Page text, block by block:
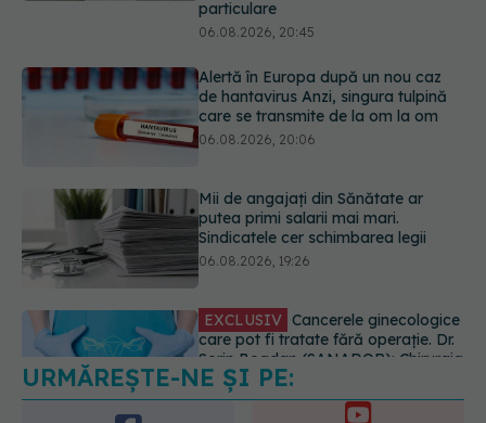
06.08.2026, 20:06
Mii de angajați din Sănătate ar
putea primi salarii mai mari.
Sindicatele cer schimbarea legii
06.08.2026, 19:26
EXCLUSIV Cancerele ginecologice
care pot fi tratate fără operație. Dr.
Sorin Bogdan (SANADOR): Chirurgia
este indicată doar punctual, pentru
anumite categorii de paciente
EXCLUSIV Brahiterapie vs
radioterapie externă în cancerul
ginecologic. Dr. Sorin Bogdan
(SANADOR) explică diferența și
cum acționează tratamentul
URMĂREȘTE-NE ȘI PE:
URMĂRITORI 6560
ABONAȚI